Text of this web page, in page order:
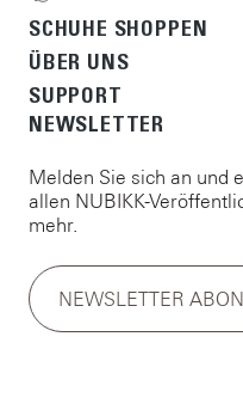
SCHUHE SHOPPEN
ÜBER UNS
SUPPORT
NEWSLETTER
Melden Sie sich an und
allen NUBIKK-
mehr.
NEWSLETTER